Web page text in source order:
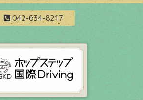
042-634-8217